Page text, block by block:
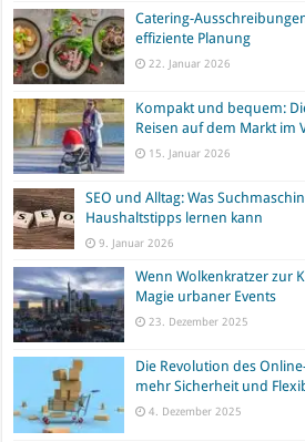
Catering-
effiziente Planung
22. Januar 2026
Kompakt und bequem:
Reisen auf dem Markt im
15. Januar 2026
SEO und Alltag: Was
Haushaltstipps lernen kann
9. Januar 2026
Wenn Wolkenkratzer zur
Magie urbaner Events
23. Dezember 2025
Die Revolution des
mehr Sicherheit und
4. Dezember 2025